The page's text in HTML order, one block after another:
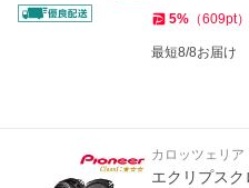
5% （609pt）
最短8/8お届け
カロッツェリア
エクリプス